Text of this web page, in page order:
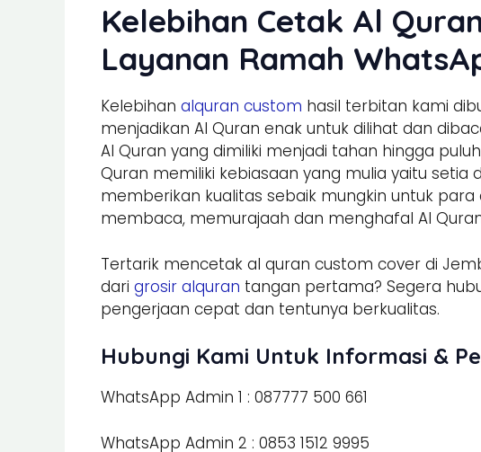
Kelebihan Cetak Al
Layanan Ramah
Kelebihan alquran custom hasil terbitan kami
menjadikan Al Quran enak untuk dilihat dan
Al Quran yang dimiliki menjadi tahan hingga
Quran memiliki kebiasaan yang mulia yaitu setia
memberikan kualitas sebaik mungkin untuk
membaca, memurajaah dan menghafal Al
Tertarik mencetak al quran custom cover di
dari grosir alquran tangan pertama? Segera
pengerjaan cepat dan tentunya berkualitas.
Hubungi Kami Untuk Informasi &
WhatsApp Admin 1 : 087777 500 661
WhatsApp Admin 2 : 0853 1512 9995